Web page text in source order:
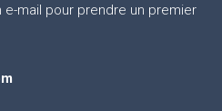
e-mail pour prendre un premier